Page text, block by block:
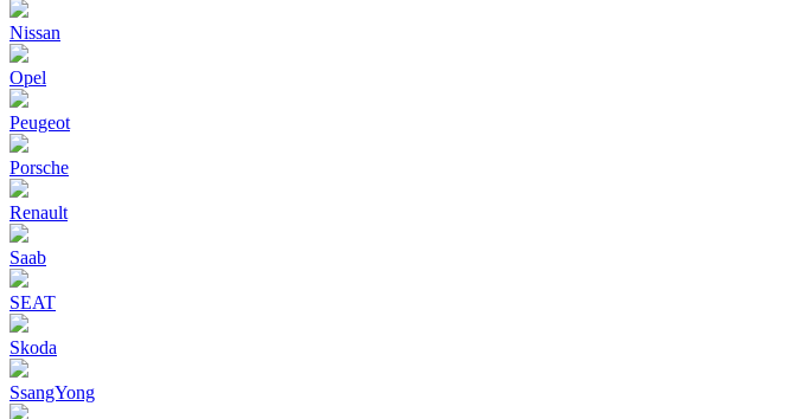
Nissan
Opel
Peugeot
Porsche
Renault
Saab
SEAT
Skoda
SsangYong